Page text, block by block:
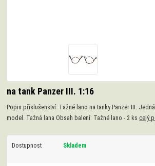
na tank Panzer III. 1:16
Popis příslušenství: Tažné lano na tanky Panzer III.
model. Tažná lana Obsah balení: Tažné lano - 2 ks celý
Dostupnost Skladem